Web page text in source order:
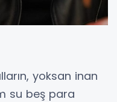
yoksan inan
su beş para